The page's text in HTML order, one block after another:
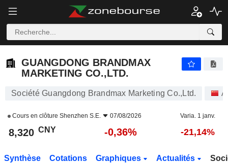
GUANGDONG BRANDMAX
MARKETING CO.,LTD.
Société Guangdong Brandmax Marketing Co.,Ltd.
Cours en clôture Shenzhen S.E. 07/08/2026 Varia. 1 janv.
8,320 CNY -0,36% -21,14%
Synthèse Cotations Graphiques Actualités